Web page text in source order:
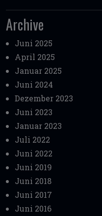
Archive
Juni 2025
April 2025
Januar 2025
Juni 2024
Dezember 2023
Juni 2023
Januar 2023
Juli 2022
Juni 2022
Juni 2019
Juni 2018
Juni 2017
Juni 2016